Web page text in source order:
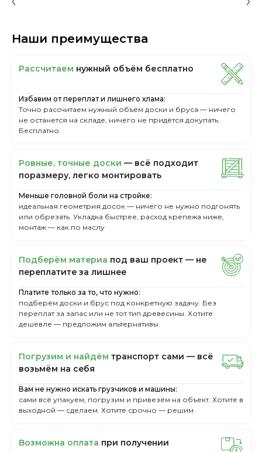
Наши преимущества
Рассчитаем нужный объём бесплатно
Избавим от переплат и лишнего хлама:
Точно рассчитаем нужный объём доски и бруса — ничего
не останется на складе, ничего не придётся докупать.
Бесплатно.
Ровные, точные доски — всё подходит
поразмеру, легкo монтировать
Меньше головной боли на стройке:
идеальная геометрия досок — ничего не нужно подгонять
или обрезать. Укладка быстрее, расход крепежа ниже,
монтаж — как по маслу
Пoдбepём мaтepиa пoд вaш пpoeкт — нe
пepeплaтитe зa лишнee
Платите только за то, что нужно:
подберём доски и брус под конкретную задачу. Без
переплат за запас или не тот тип древесины. Хотите
дешевле — предложим альтернативы.
Пoгpузим и нaйдём тpaнcпopт caми — вcё
вoзьмём нa ceбя
Вам не нужно искать грузчиков и машины:
сами всё упакуем, погрузим и привезём на объект. Хотите в
выходной — сделаем. Хотите срочно — решим
Boзмoжнa oплaтa пpи пoлучeнии